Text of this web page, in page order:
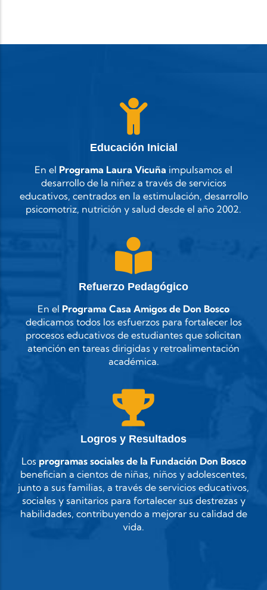
Educación Inicial
En el Programa Laura Vicuña impulsamos el
desarrollo de la niñez a través de servicios
educativos, centrados en la estimulación, desarrollo
psicomotriz, nutrición y salud desde el año 2002.
Refuerzo Pedagógico
En el Programa Casa Amigos de Don Bosco
dedicamos todos los esfuerzos para fortalecer los
procesos educativos de estudiantes que solicitan
atención en tareas dirigidas y retroalimentación
académica.
Logros y Resultados
Los programas sociales de la Fundación Don Bosco
benefician a cientos de niñas, niños y adolescentes,
junto a sus familias, a través de servicios educativos,
sociales y sanitarios para fortalecer sus destrezas y
habilidades, contribuyendo a mejorar su calidad de
vida.